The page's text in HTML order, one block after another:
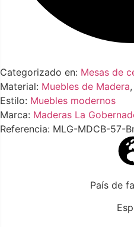
Categorizado en: Mesas de
Material: Muebles de Madera,
Estilo: Muebles modernos
Marca: Maderas La
Referencia: MLG-MDCB-57-
País de